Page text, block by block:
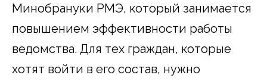
Минобрануки РМЭ, который занимается
повышением эффективности работы
ведомства. Для тех граждан, которые
хотят войти в его состав, нужно